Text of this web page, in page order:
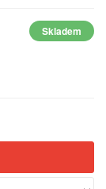
Skladem